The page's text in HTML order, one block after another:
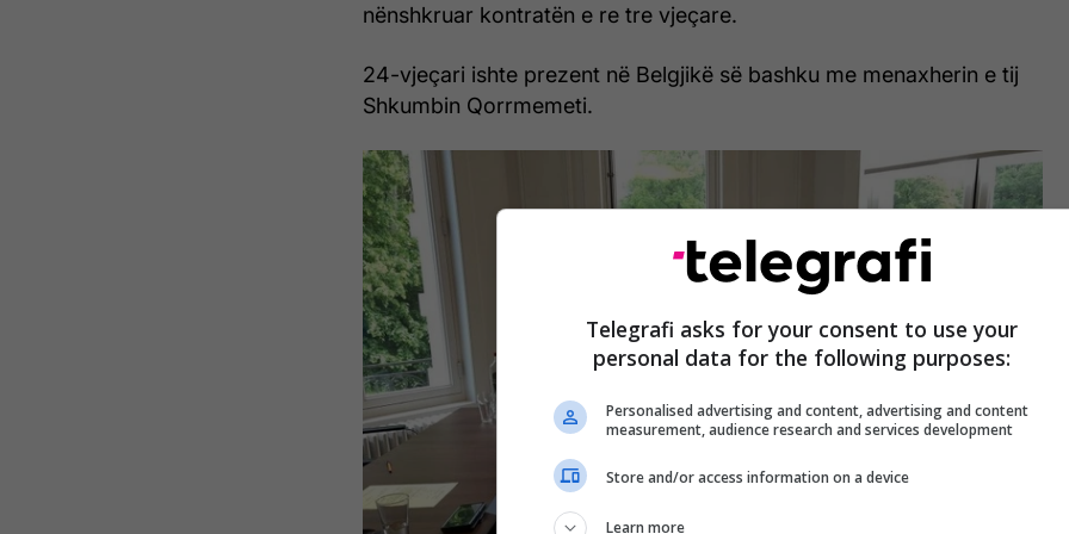
nënshkruar kontratën e re tre vjeçare.
24-vjeçari ishte prezent në Belgjikë së bashku me menaxherin e tij
Shkumbin Qorrmemeti.
Telegrafi asks for your consent to use your
personal data for the following purposes:
Personalised advertising and content, advertising and content
measurement, audience research and services development
Store and/or access information on a device
Learn more